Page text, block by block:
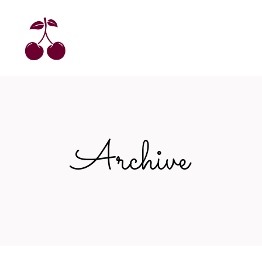
Archive